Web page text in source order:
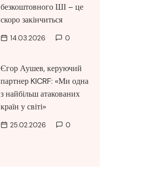
безкоштовного ШІ – це
скоро закінчиться
14.03.2026 0
Єгор Аушев, керуючий
партнер KICRF: «Ми одна
з найбільш атакованих
країн у світі»
25.02.2026 0